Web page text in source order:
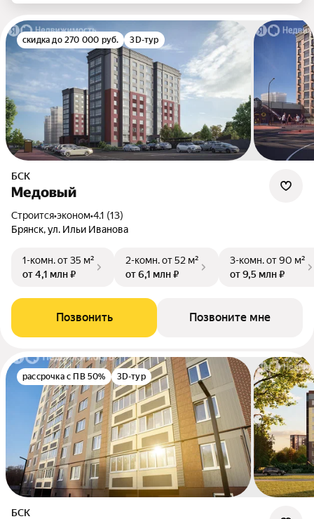
скидка до 270 000 руб. 3D-тур
БСК
Медовый
Строится•эконом•4.1 (13)
Брянск, ул. Ильи Иванова
1-комн.от 35 м²
от 4,1 млн ₽
2-комн.от 52 м²
от 6,1 млн ₽
3-комн.от 90 м²
от 9,5 млн ₽
Позвонить Позвоните мне
рассрочка с ПВ 50% 3D-тур
БСК